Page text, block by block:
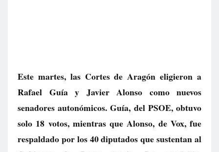
Este martes, las Cortes de Aragón eligieron a
Rafael Guía y Javier Alonso como nuevos
senadores autonómicos. Guía, del PSOE, obtuvo
solo 18 votos, mientras que Alonso, de Vox, fue
respaldado por los 40 diputados que sustentan al